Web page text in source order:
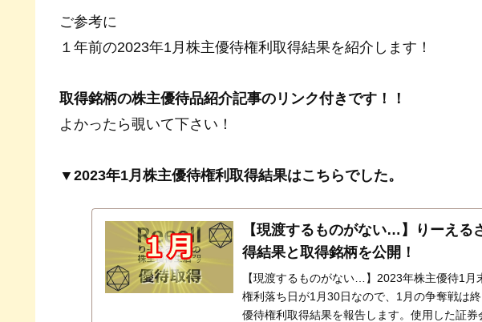
ご参考に
１年前の2023年1月株主優待権利取得結果を紹介します！
取得銘柄の株主優待品紹介記事のリンク付きです！！
よかったら覗いて下さい！
▼2023年1月株主優待権利取得結果はこちらでした。
【現渡するものがない…】りーえる
得結果と取得銘柄を公開！
【現渡するものがない…】2023年株主優待1月
権利落ち日が1月30日なので、1月の争奪戦は
優待権利取得結果を報告します。使用した証